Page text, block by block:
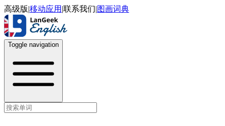
高级版|移动应用 |联系我们|图画词典
Toggle navigation